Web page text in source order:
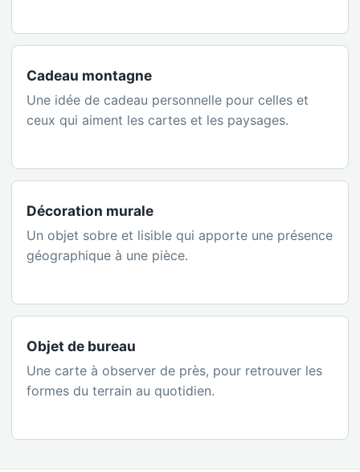
Cadeau montagne
Une idée de cadeau personnelle pour celles et
ceux qui aiment les cartes et les paysages.
Décoration murale
Un objet sobre et lisible qui apporte une présence
géographique à une pièce.
Objet de bureau
Une carte à observer de près, pour retrouver les
formes du terrain au quotidien.